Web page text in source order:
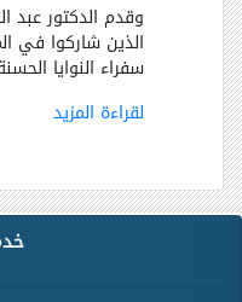
وقدم الدكتور عبد
الذين شاركوا في
سفراء النوايا
لقراءة المزيد